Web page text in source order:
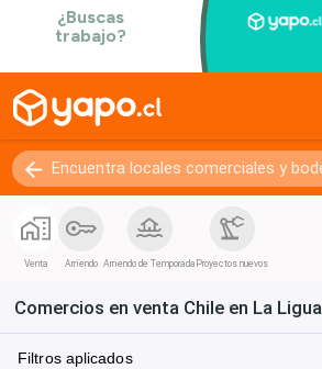
Venta Arriendo Arriendo de Temporada Proyectos nuevos
Comercios en venta Chile en La Ligua
Filtros aplicados